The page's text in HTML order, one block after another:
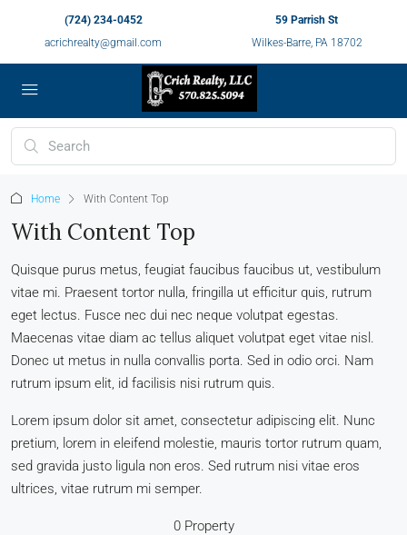
(724) 234-0452
acrichrealty@gmail.com
59 Parrish St
Wilkes-Barre, PA 18702
Home With Content Top
With Content Top
Quisque purus metus, feugiat faucibus faucibus ut, vestibulum
vitae mi. Praesent tortor nulla, fringilla ut efficitur quis, rutrum
eget lectus. Fusce nec dui nec neque volutpat egestas.
Maecenas vitae diam ac tellus aliquet volutpat eget vitae nisl.
Donec ut metus in nulla convallis porta. Sed in odio orci. Nam
rutrum ipsum elit, id facilisis nisi rutrum quis.
Lorem ipsum dolor sit amet, consectetur adipiscing elit. Nunc
pretium, lorem in eleifend molestie, mauris tortor rutrum quam,
sed gravida justo ligula non eros. Sed rutrum nisi vitae eros
ultrices, vitae rutrum mi semper.
0 Property